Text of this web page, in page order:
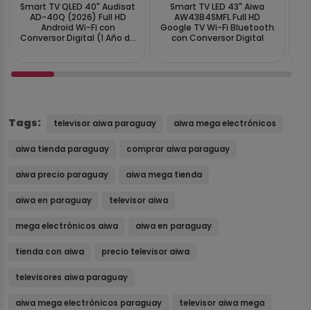
Smart TV QLED 40" Audisat
AD-40Q (2026) Full HD
Android Wi-Fi con
Conversor Digital (1 Año de
Smart TV LED 43" Aiwa
AW43B4SMFL Full HD
Google TV Wi-Fi Bluetooth
con Conversor Digital
Tags: televisor aiwa paraguay aiwa mega electrónicos
aiwa tienda paraguay comprar aiwa paraguay
aiwa precio paraguay aiwa mega tienda
aiwa en paraguay televisor aiwa
mega electrónicos aiwa aiwa en paraguay
tienda con aiwa precio televisor aiwa
televisores aiwa paraguay
aiwa mega electrónicos paraguay televisor aiwa mega